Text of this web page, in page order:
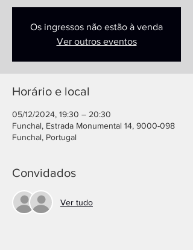
Os ingressos não estão à venda
Ver outros eventos
Horário e local
05/12/2024, 19:30 – 20:30
Funchal, Estrada Monumental 14, 9000-098
Funchal, Portugal
Convidados
Ver tudo